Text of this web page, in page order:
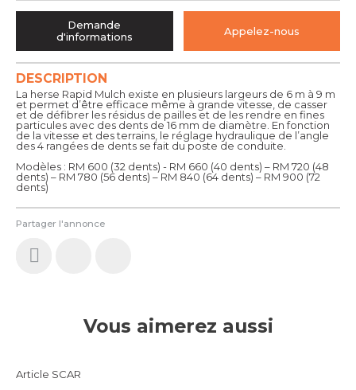
Partager l'annonce
DESCRIPTION
La herse Rapid Mulch existe en plusieurs largeurs de 6 m à 9 m
et permet d’être efficace même à grande vitesse, de casser
et de défibrer les résidus de pailles et de les rendre en fines
particules avec des dents de 16 mm de diamètre. En fonction
de la vitesse et des terrains, le réglage hydraulique de l’angle
des 4 rangées de dents se fait du poste de conduite.
Modèles : RM 600 (32 dents) - RM 660 (40 dents) – RM 720 (48
dents) – RM 780 (56 dents) – RM 840 (64 dents) – RM 900 (72
dents)
Demande
d'informations
Appelez-nous
Vous aimerez aussi
Article SCAR